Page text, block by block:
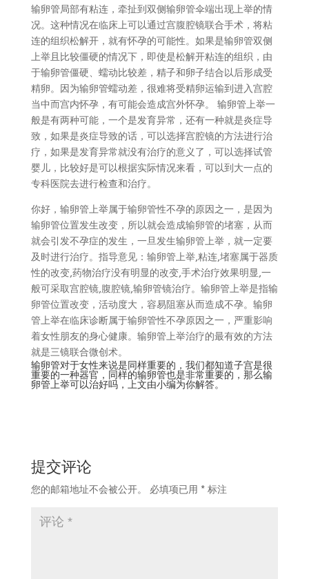
输卵管局部有粘连，牵扯到双侧输卵管伞端出现上举的情
况。这种情况在临床上可以通过宫腹腔镜联合手术，将粘
连的组织松解开，就有怀孕的可能性。如果是输卵管双侧
上举且比较僵硬的情况下，即使是松解开粘连的组织，由
于输卵管僵硬、蠕动比较差，精子和卵子结合以后形成受
精卵。因为输卵管蠕动差，很难将受精卵运输到进入宫腔
当中而宫内怀孕，有可能会造成宫外怀孕。 输卵管上举一
般是有两种可能，一个是发育异常，还有一种就是炎症导
致，如果是炎症导致的话，可以选择宫腔镜的方法进行治
疗，如果是发育异常就没有治疗的意义了，可以选择试管
婴儿，比较好是可以根据实际情况来看，可以到大一点的
专科医院去进行检查和治疗。
你好，输卵管上举属于输卵管性不孕的原因之一，是因为
输卵管位置发生改变，所以就会造成输卵管的堵塞，从而
就会引发不孕症的发生，一旦发生输卵管上举，就一定要
及时进行治疗。指导意见：输卵管上举,粘连,堵塞属于器质
性的改变,药物治疗没有明显的改变,手术治疗效果明显,一
般可采取宫腔镜,腹腔镜,输卵管镜治疗。输卵管上举是指输
卵管位置改变，活动度大，容易阻塞从而造成不孕。输卵
管上举在临床诊断属于输卵管性不孕原因之一，严重影响
着女性朋友的身心健康。输卵管上举治疗的最有效的方法
就是三镜联合微创术。
输卵管对于女性来说是同样重要的，我们都知道子宫是很
重要的一种器官，同样的输卵管也是非常重要的，那么输
卵管上举可以治好吗，上文由小编为你解答。
提交评论
您的邮箱地址不会被公开。 必填项已用 *标注